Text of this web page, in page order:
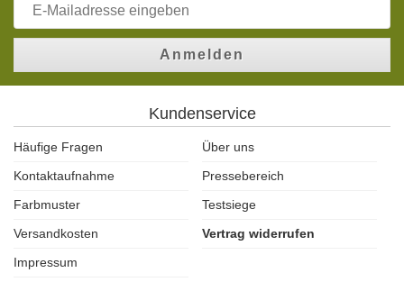
Anmelden
Kundenservice
Häufige Fragen
Über uns
Kontaktaufnahme
Pressebereich
Farbmuster
Testsiege
Versandkosten
Vertrag widerrufen
Impressum